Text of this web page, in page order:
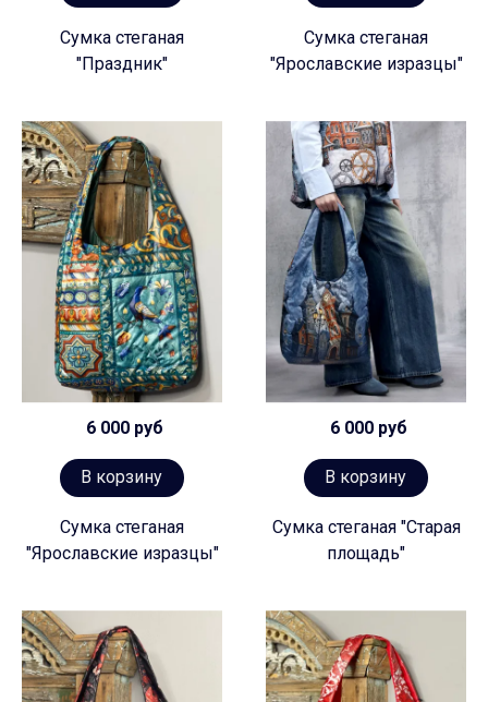
Сумка стеганая
"Праздник"
Сумка стеганая
"Ярославские изразцы"
6 000 руб
В корзину
Сумка стеганая
"Ярославские изразцы"
6 000 руб
В корзину
Сумка стеганая "Старая
площадь"